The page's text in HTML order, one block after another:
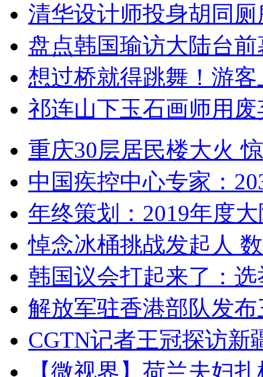
清华设计师投身胡同
盘点韩国瑜访大陆台
想过桥就得跳舞！游客
祁连山下玉石画师用
重庆30层居民楼大火
中国疾控中心专家：
年终策划：2019年度
悼念冰桶挑战发起人
韩国议会打起来了：
解放军驻香港部队发
CGTN记者王冠探访新
【微视界】荷兰夫妇